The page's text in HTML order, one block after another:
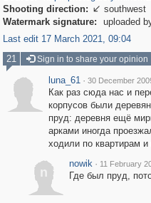
Shooting direction:  southwest
Watermark signature:
uploaded
Last edit 17 March 2021, 09:04
21
Sign in to share your opinion
luna_61 · 30 December
Как раз сюда нас и
корпусов были
пруд: деревня ещё
арками иногда
ходили по квартирам
n
nowik · 11 February
Где был пруд,